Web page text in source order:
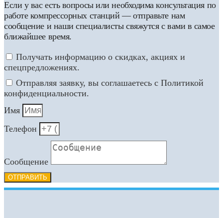
Если у вас есть вопросы или необходима консультация по
работе компрессорных станций — отправьте нам
сообщение и наши специалисты свяжутся с вами в самое
ближайшее время.
Получать информацию о скидках, акциях и
спецпредложениях.
Отправляя заявку, вы соглашаетесь с Политикой
конфиденциальности.
Имя
Телефон
Сообщение
ОТПРАВИТЬ